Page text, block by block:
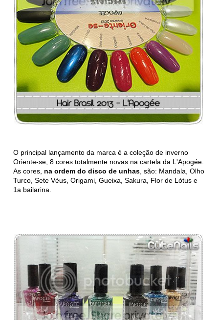
O principal lançamento da marca é a coleção de inverno
Oriente-se, 8 cores totalmente novas na cartela da L'Apogée.
As cores, na ordem do disco de unhas , são: Mandala, Olho
Turco, Sete Véus, Origami, Gueixa, Sakura, Flor de Lótus e
1a bailarina.